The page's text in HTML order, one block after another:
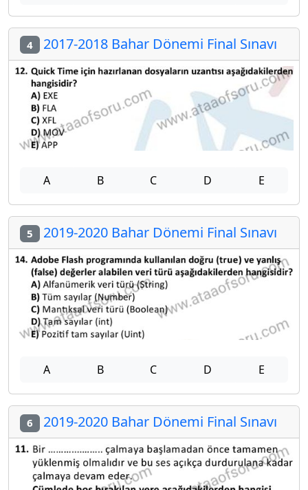
4 2017-2018 Bahar Dönemi Final Sınavı
A B C D E
5 2019-2020 Bahar Dönemi Final Sınavı
A B C D E
6 2019-2020 Bahar Dönemi Final Sınavı